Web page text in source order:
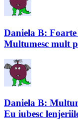
Daniela B:
Multumesc mult
Daniela B:
Eu iubesc